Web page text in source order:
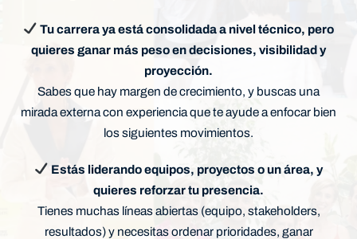
Tu carrera ya está consolidada a nivel técnico, pero
quieres ganar más peso en decisiones, visibilidad y
proyección.
Sabes que hay margen de crecimiento, y buscas una
mirada externa con experiencia que te ayude a enfocar bien
los siguientes movimientos.
Estás liderando equipos, proyectos o un área, y
quieres reforzar tu presencia.
Tienes muchas líneas abiertas (equipo, stakeholders,
resultados) y necesitas ordenar prioridades, ganar